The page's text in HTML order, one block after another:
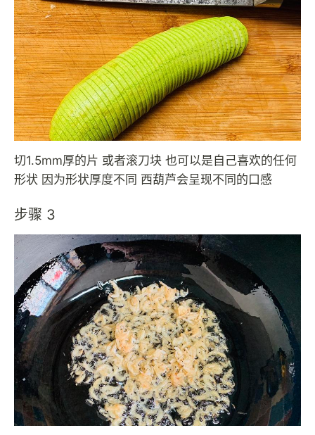
切1.5mm厚的片 或者滚刀块 也可以是自己喜欢的任何
形状 因为形状厚度不同 西葫芦会呈现不同的口感
步骤 3